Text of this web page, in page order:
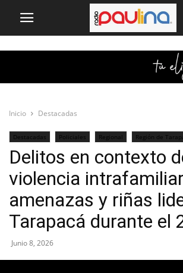
Inicio Destacadas
Destacadas Policiales Regional Región de
Delitos en contexto
violencia
amenazas y riñas
Tarapacá durante el
Junio 8, 2026